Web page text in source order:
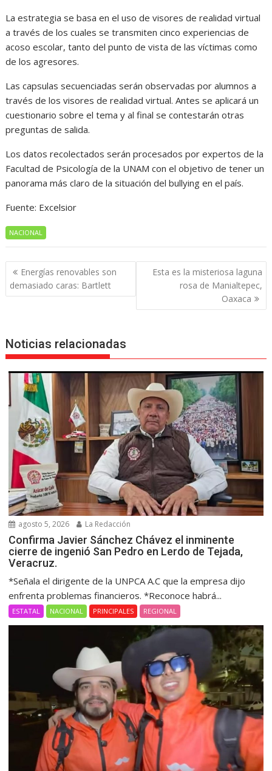
La estrategia se basa en el uso de visores de realidad virtual
a través de los cuales se transmiten cinco experiencias de
acoso escolar, tanto del punto de vista de las víctimas como
de los agresores.
Las capsulas secuenciadas serán observadas por alumnos a
través de los visores de realidad virtual. Antes se aplicará un
cuestionario sobre el tema y al final se contestarán otras
preguntas de salida.
Los datos recolectados serán procesados por expertos de la
Facultad de Psicología de la UNAM con el objetivo de tener un
panorama más claro de la situación del bullying en el país.
Fuente: Excelsior
NACIONAL
Navegación
de
entradas
Energías renovables son
demasiado caras: Bartlett
Esta es la misteriosa laguna
rosa de Manialtepec,
Oaxaca
Noticias relacionadas
agosto 5, 2026 La Redacción
Confirma Javier Sánchez Chávez el inminente
cierre de ingenió San Pedro en Lerdo de Tejada,
Veracruz.
*Señala el dirigente de la UNPCA A.C que la empresa dijo
enfrenta problemas financieros. *Reconoce habrá...
ESTATAL NACIONAL PRINCIPALES REGIONAL